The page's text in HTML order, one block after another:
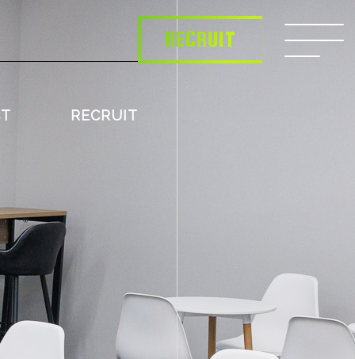
RECRUIT
RECRUIT